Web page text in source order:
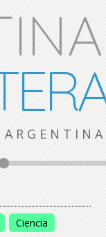
Ciencia